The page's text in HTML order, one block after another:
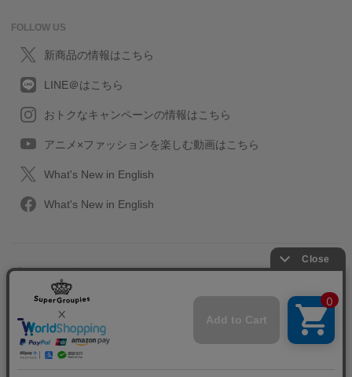
FOLLOW US
新商品の情報はこちら
LINE＠はこちら
おトクなキャンペーンの情報はこちら
アニメ×ファッションを楽しむ動画はこちら
What's New in English
What's New in English
プライバシーポリシー
特定取引に関する法律
会社情報/採用情報